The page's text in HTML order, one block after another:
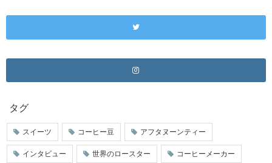
タグ
スイーツ コーヒー豆 アフタヌーンティー
インタビュー 世界のロースター コーヒーメーカー